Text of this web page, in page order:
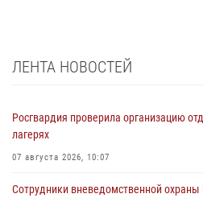
ЛЕНТА НОВОСТЕЙ
Росгвардия проверила организацию
лагерях
07 августа 2026, 10:07
Сотрудники вневедомственной